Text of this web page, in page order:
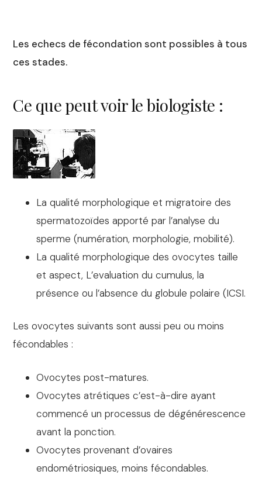
Les echecs de fécondation sont possibles à tous
ces stades.
Ce que peut voir le biologiste :
La qualité morphologique et migratoire des
spermatozoïdes apporté par l’analyse du
sperme (numération, morphologie, mobilité).
La qualité morphologique des ovocytes taille
et aspect, L’evaluation du cumulus, la
présence ou l’absence du globule polaire (ICSI.
Les ovocytes suivants sont aussi peu ou moins
fécondables :
Ovocytes post-matures.
Ovocytes atrétiques c’est-à-dire ayant
commencé un processus de dégénérescence
avant la ponction.
Ovocytes provenant d’ovaires
endométriosiques, moins fécondables.